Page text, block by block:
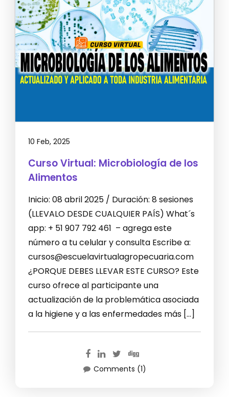
10 Feb, 2025
Curso Virtual: Microbiología de los
Alimentos
Inicio: 08 abril 2025 / Duración: 8 sesiones
(LLEVALO DESDE CUALQUIER PAÍS) What´s
app: + 51 907 792 461 – agrega este
número a tu celular y consulta Escribe a:
cursos@escuelavirtualagropecuaria.com
¿PORQUE DEBES LLEVAR ESTE CURSO? Este
curso ofrece al participante una
actualización de la problemática asociada
a la higiene y a las enfermedades más […]
Comments (1)